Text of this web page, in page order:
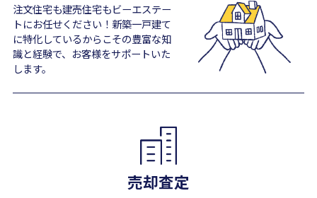
注文住宅も建売住宅もビーエステー
トにお任せください！新築一戸建て
に特化しているからこその豊富な知
識と経験で、お客様をサポートいた
します。
売却査定